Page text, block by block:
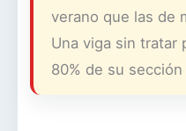
verano que las de
Una viga sin tratar
80% de su